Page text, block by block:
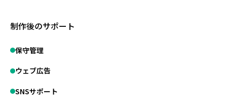
制作後のサポート
保守管理
ウェブ広告
SNSサポート